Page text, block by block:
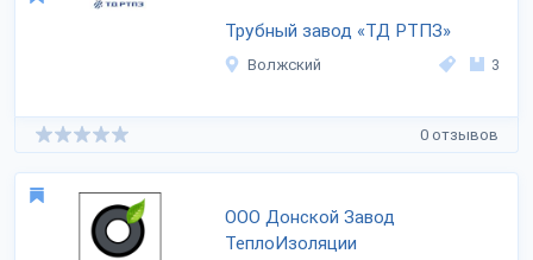
Трубный завод «ТД РТПЗ»
Волжский 3
0 отзывов
ООО Донской Завод
ТеплоИзоляции